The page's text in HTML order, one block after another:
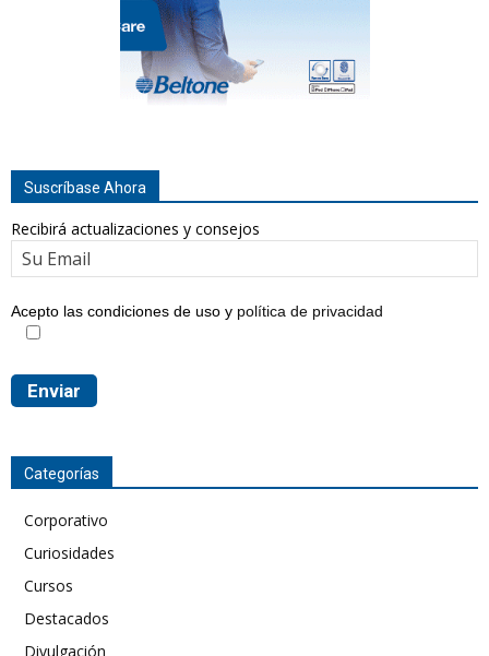
Suscríbase Ahora
Recibirá actualizaciones y consejos
Acepto las condiciones de uso y política de privacidad
Categorías
Corporativo
Curiosidades
Cursos
Destacados
Divulgación